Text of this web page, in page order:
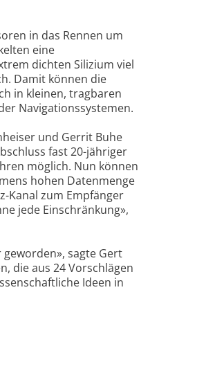
in das Rennen um
eine
dichten Silizium viel
Damit können die
in kleinen, tragbaren
Navigationssystemen.
und Gerrit Buhe
fast 20-jähriger
möglich. Nun können
hohen Datenmenge
Kanal zum Empfänger
jede Einschränkung»,
sagte Gert
die aus 24 Vorschlägen
Ideen in